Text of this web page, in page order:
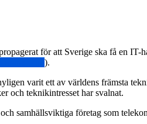
för att Sverige ska få en IT-
).
varit ett av världens främsta
och teknikintresset har svalnat.
samhällsviktiga företag som